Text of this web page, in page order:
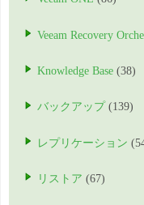
Veeam Recovery
Knowledge Base (38)
バックアップ (139)
レプリケーション
リストア (67)